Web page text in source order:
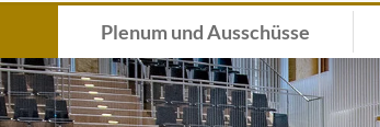
Plenum und Ausschüsse